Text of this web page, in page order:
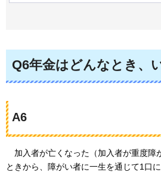
Q6年金はどんなとき、
A6
加入者が亡くなった（加入者が重度障
ときから、障がい者に一生を通じて1口